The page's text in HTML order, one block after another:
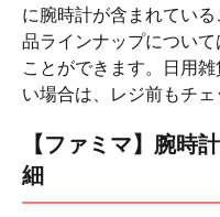
に腕時計が含まれてい
品ラインナップについ
ことができます。日用
い場合は、レジ前もチェ
【ファミマ】腕時
細